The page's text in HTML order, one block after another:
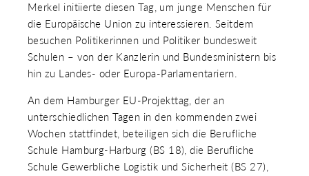
Merkel initiierte diesen Tag, um junge Menschen für
die Europäische Union zu interessieren. Seitdem
besuchen Politikerinnen und Politiker bundesweit
Schulen – von der Kanzlerin und Bundesministern bis
hin zu Landes- oder Europa-Parlamentariern.
An dem Hamburger EU-Projekttag, der an
unterschiedlichen Tagen in den kommenden zwei
Wochen stattfindet, beteiligen sich die Berufliche
Schule Hamburg-Harburg (BS 18), die Berufliche
Schule Gewerbliche Logistik und Sicherheit (BS 27),